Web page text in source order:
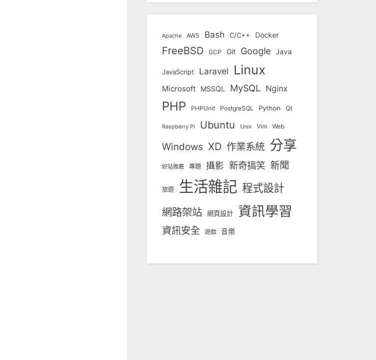
Apache AWS Bash C/C++ Docker
FreeBSD GCP Git Google Java
JavaScript Laravel Linux
Microsoft MSSQL MySQL Nginx
PHP PHPUnit PostgreSQL Python Qt
Raspberry Pi Ubuntu Unix Vim Web
Windows XD 作業系統 分享
好站推薦 專題 攝影 新奇搞笑 新聞
旅遊 生活雜記 程式設計
網路架站 網頁設計 資訊學習
資訊安全 遊戲 音樂